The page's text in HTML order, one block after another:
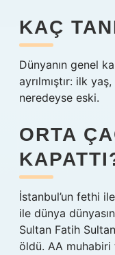
KAÇ
Dünyanın genel
ayrılmıştır: ilk
neredeyse eski.
ORTA
İstanbul’un fethi
ile dünya
Sultan Fatih
öldü. AA muhabiri